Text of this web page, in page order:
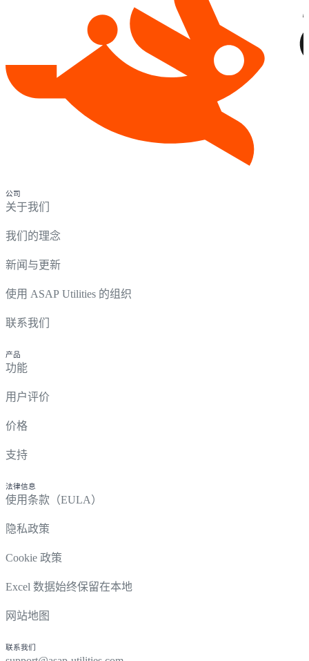
公司
关于我们
我们的理念
新闻与更新
使用 ASAP Utilities 的组织
联系我们
产品
功能
用户评价
价格
支持
法律信息
使用条款（EULA）
隐私政策
Cookie 政策
Excel 数据始终保留在本地
网站地图
联系我们